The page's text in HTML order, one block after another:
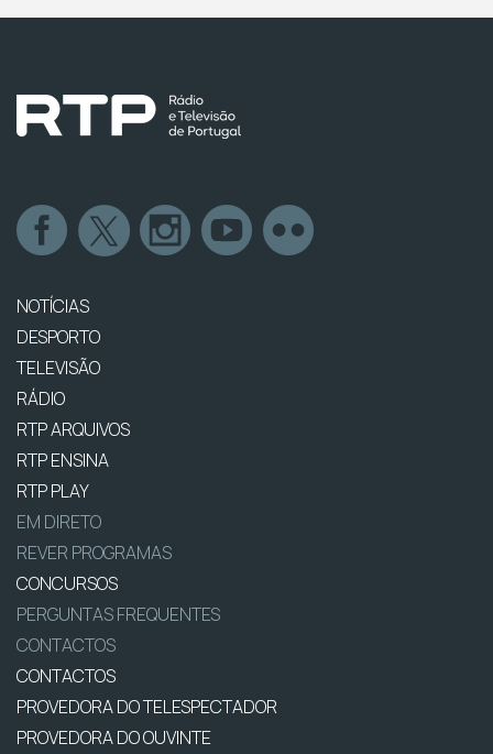
NOTÍCIAS
DESPORTO
TELEVISÃO
RÁDIO
RTP ARQUIVOS
RTP ENSINA
RTP PLAY
EM DIRETO
REVER PROGRAMAS
CONCURSOS
PERGUNTAS FREQUENTES
CONTACTOS
CONTACTOS
PROVEDORA DO TELESPECTADOR
PROVEDORA DO OUVINTE